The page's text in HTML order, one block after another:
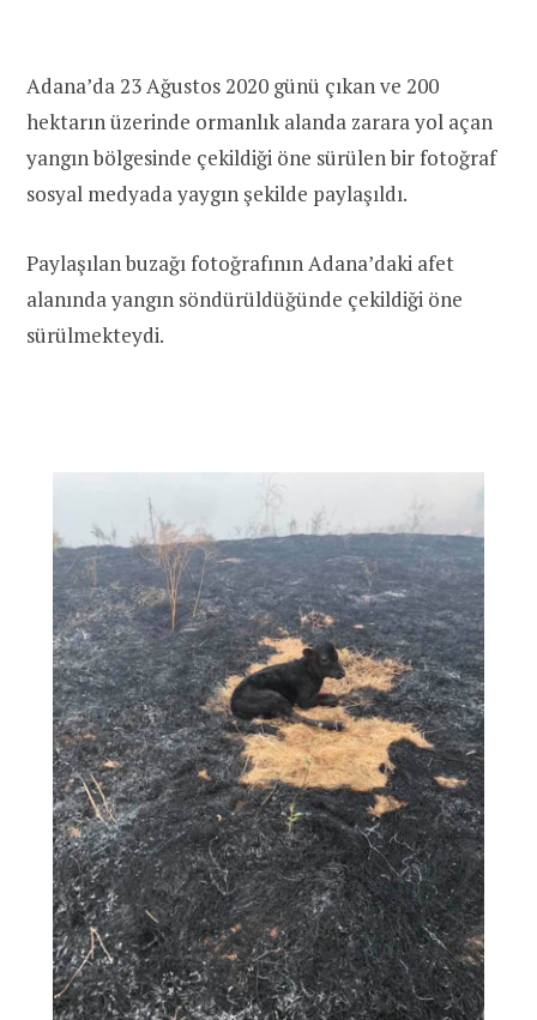
Adana’da 23 Ağustos 2020 günü çıkan ve 200
hektarın üzerinde ormanlık alanda zarara yol açan
yangın bölgesinde çekildiği öne sürülen bir fotoğraf
sosyal medyada yaygın şekilde paylaşıldı.
Paylaşılan buzağı fotoğrafının Adana’daki afet
alanında yangın söndürüldüğünde çekildiği öne
sürülmekteydi.